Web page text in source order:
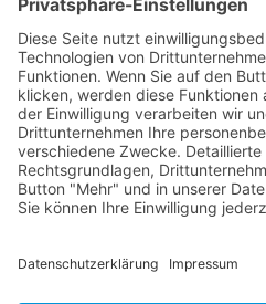
Bitte die E-Mail-Adresse des
Bestätigungscode wird dann an
Code vorliegt, kann ein neues
festgelegt werden.
E-Mail-Adresse*
Senden
© 2019 – Berenbrinker Service